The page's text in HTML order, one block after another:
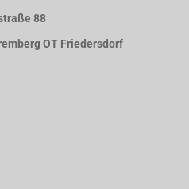
88
OT Friedersdorf